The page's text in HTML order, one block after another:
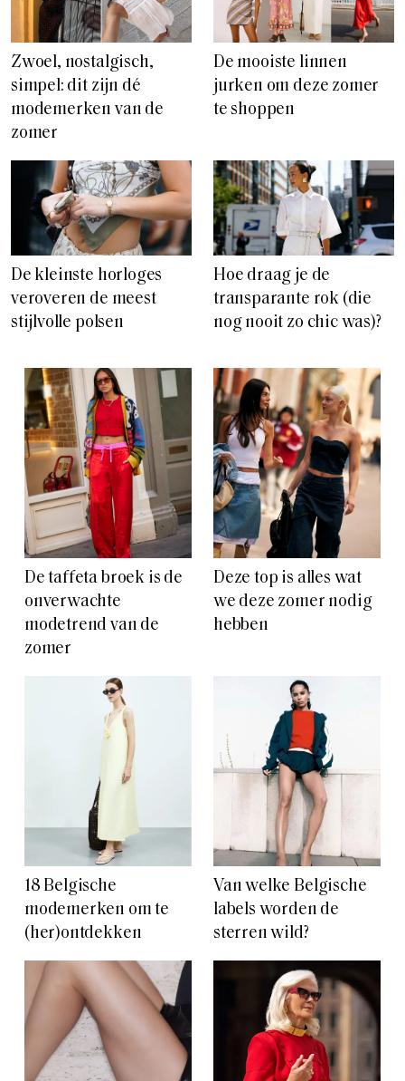
Zwoel, nostalgisch,
simpel: dit zijn dé
modemerken van de
zomer
De mooiste linnen
jurken om deze zomer
te shoppen
De kleinste horloges
veroveren de meest
stijlvolle polsen
Hoe draag je de
transparante rok (die
nog nooit zo chic was)?
De taffeta broek is de
onverwachte
modetrend van de
zomer
Deze top is alles wat
we deze zomer nodig
hebben
18 Belgische
modemerken om te
(her)ontdekken
Van welke Belgische
labels worden de
sterren wild?